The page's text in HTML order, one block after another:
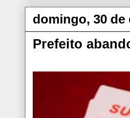
domingo, 30 de
Prefeito